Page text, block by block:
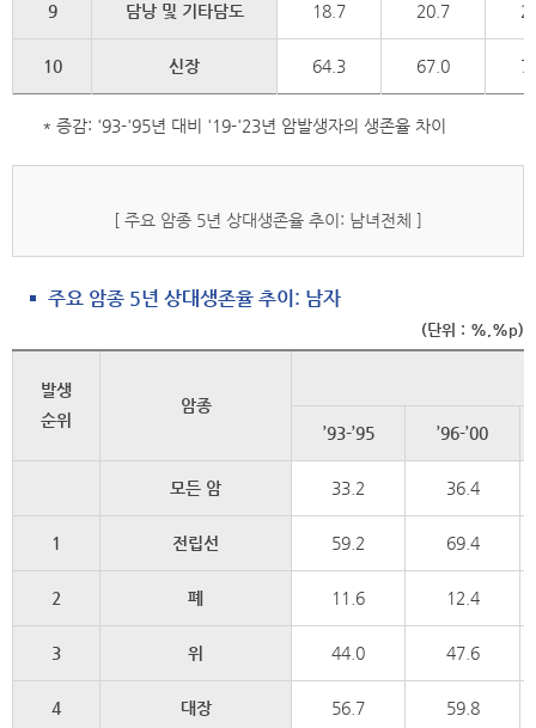
9 담낭 및 기타담도 18.7 20.7
10 신장 64.3 67.0
* 증감: '93-'95년 대비 '19-'23년 암발생자의 생존율 차이
[ 주요 암종 5년 상대생존율 추이: 남녀전체 ]
주요 암종 5년 상대생존율 추이: 남자
(단위 : %,%p)
발생
순위
암종
’93-’95
’96-’00
모든 암 33.2 36.4
1 전립선 59.2 69.4
2 폐 11.6 12.4
3 위 44.0 47.6
4 대장 56.7 59.8